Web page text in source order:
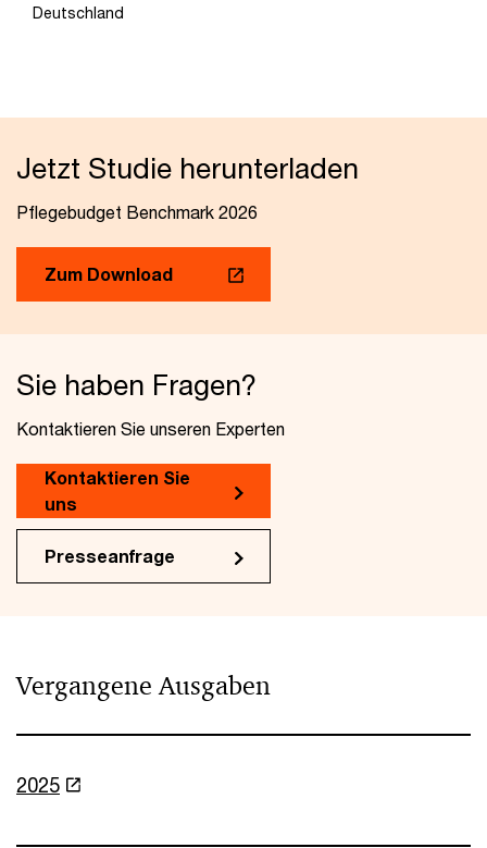
Deutschland
Jetzt Studie herunterladen
Pflegebudget Benchmark 2026
Zum Download
Sie haben Fragen?
Kontaktieren Sie unseren Experten
Kontaktieren Sie
uns
Presseanfrage
Vergangene Ausgaben
2025